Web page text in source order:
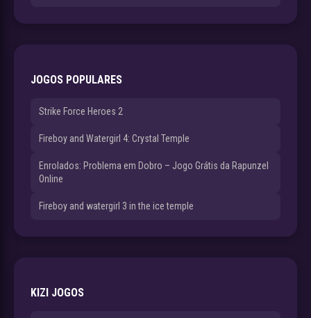
JOGOS POPULARES
Strike Force Heroes 2
Fireboy and Watergirl 4: Crystal Temple
Enrolados: Problema em Dobro – Jogo Grátis da Rapunzel
Online
Fireboy and watergirl 3 in the ice temple
KIZI JOGOS